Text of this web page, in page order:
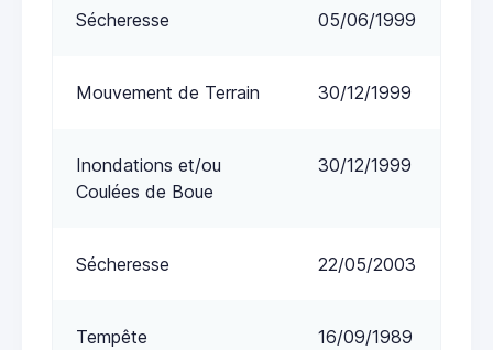
Sécheresse 05/06/1999
Mouvement de Terrain 30/12/1999
Inondations et/ou
Coulées de Boue
30/12/1999
Sécheresse 22/05/2003
Tempête 16/09/1989